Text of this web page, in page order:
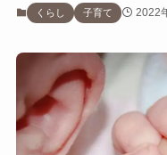
くらし 子育て 2022